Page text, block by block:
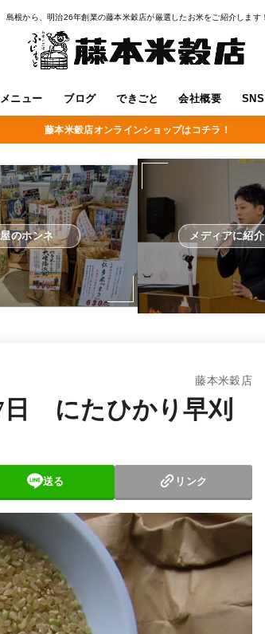
島根から、明治26年創業の藤本米穀店が厳選したお米をご紹介します！
ニュー ブログ できごと 会社概要 SNS
藤本米穀店オンラインショップはコチラ！
のホンネ メディアに紹
藤本米穀店
日 にたひかり早刈
送る リンク